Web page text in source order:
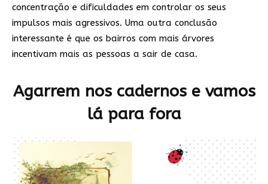
concentração e dificuldades em controlar os seus
impulsos mais agressivos. Uma outra conclusão
interessante é que os bairros com mais árvores
incentivam mais as pessoas a sair de casa.
Agarrem nos cadernos e vamos
lá para fora